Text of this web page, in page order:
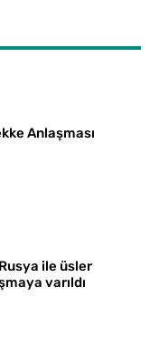
Anlaşması
ile üsler
varıldı